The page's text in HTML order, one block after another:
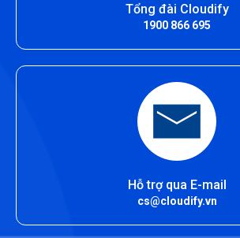
Tổng đài Cloudify
1900 866 695
Hỗ trợ qua E-mail
cs@cloudify.vn